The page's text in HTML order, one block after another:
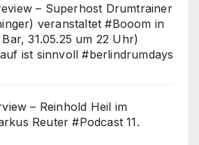
– Superhost Drumtrainer
veranstaltet #Booom in
31.05.25 um 22 Uhr)
ist sinnvoll #berlindrumdays
– Reinhold Heil im
Reuter #Podcast 11.